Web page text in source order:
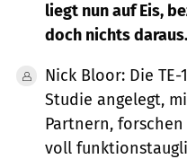
liegt nun auf Eis,
doch nichts daraus.
Nick Bloor: Die
Studie angelegt,
Partnern,
voll